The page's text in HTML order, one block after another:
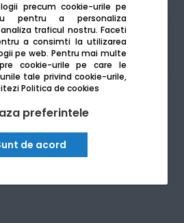
precum cookie-urile pe
pentru a personaliza
traficul nostru. Faceti
a consimti la utilizarea
pe web. Pentru mai multe
cookie-urile pe care le
tale privind cookie-urile,
Politica de cookies
preferintele
de acord
disponibile pe platforma de
SEAP/SICAP
Am nevoie de ajutor